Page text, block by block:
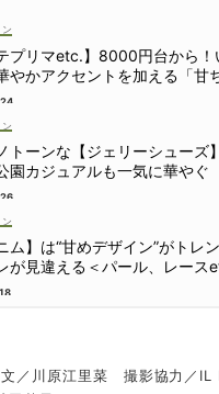
プリマetc.】8000円台から！
やかアクセントを加える「甘
トーンな【ジェリーシューズ
園カジュアルも一気に華やぐ
ム】は“甘めデザイン”がトレ
が見違える＜パール、レース
／川原江里菜 撮影協力／IL